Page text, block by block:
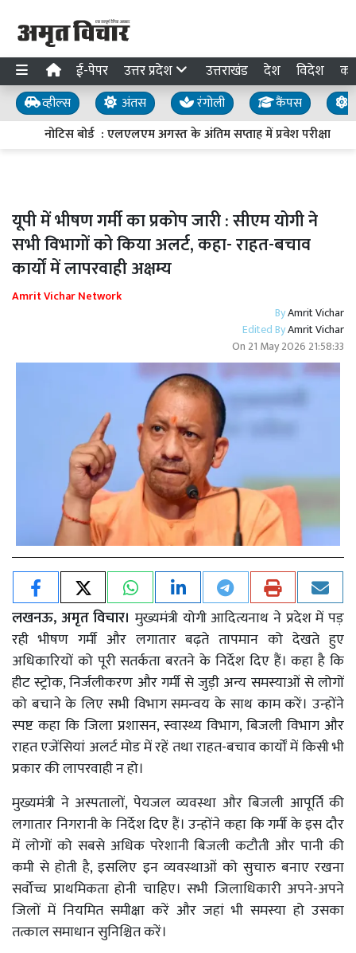
ई-पेपर उत्तर प्रदेश उत्तराखंड देश विदेश
व्हील्स अंतस रंगोली कैंपस
नोटिस बोर्ड : एलएलएम अगस्त के अंतिम सप्ताह में प्रवेश परीक्षा
यूपी में भीषण गर्मी का प्रकोप जारी : सीएम योगी ने
सभी विभागों को किया अलर्ट, कहा- राहत-बचाव
कार्यों में लापरवाही अक्षम्य
Amrit Vichar Network
ByAmrit Vichar
Edited ByAmrit Vichar
On 21 May 2026 21:58:33
लखनऊ, अमृत विचार। मुख्यमंत्री योगी आदित्यनाथ ने प्रदेश में पड़
रही भीषण गर्मी और लगातार बढ़ते तापमान को देखते हुए
अधिकारियों को पूरी सतर्कता बरतने के निर्देश दिए हैं। कहा है कि
हीट स्ट्रोक, निर्जलीकरण और गर्मी से जुड़ी अन्य समस्याओं से लोगों
को बचाने के लिए सभी विभाग समन्वय के साथ काम करें। उन्होंने
स्पष्ट कहा कि जिला प्रशासन, स्वास्थ्य विभाग, बिजली विभाग और
राहत एजेंसियां अलर्ट मोड में रहें तथा राहत-बचाव कार्यों में किसी भी
प्रकार की लापरवाही न हो।
मुख्यमंत्री ने अस्पतालों, पेयजल व्यवस्था और बिजली आपूर्ति की
लगातार निगरानी के निर्देश दिए हैं। उन्होंने कहा कि गर्मी के इस दौर
में लोगों को सबसे अधिक परेशानी बिजली कटौती और पानी की
कमी से होती है, इसलिए इन व्यवस्थाओं को सुचारु बनाए रखना
सर्वोच्च प्राथमिकता होनी चाहिए। सभी जिलाधिकारी अपने-अपने
जिलों में नियमित समीक्षा करें और जहां भी समस्या हो उसका
तत्काल समाधान सुनिश्चित करें।